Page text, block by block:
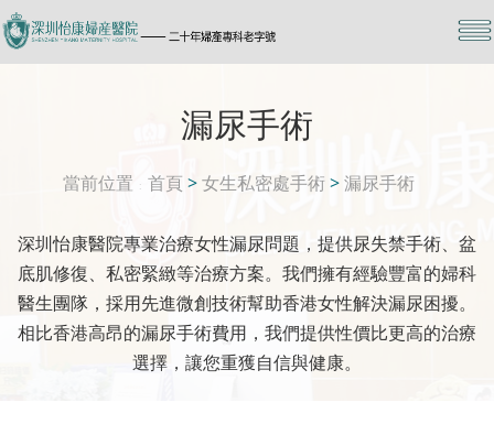
漏尿手術
當前位置 首頁 >女生私密處手術>漏尿手術
深圳怡康醫院專業治療女性漏尿問題，提供尿失禁手術、盆
底肌修復、私密緊緻等治療方案。我們擁有經驗豐富的婦科
醫生團隊，採用先進微創技術幫助香港女性解決漏尿困擾。
相比香港高昂的漏尿手術費用，我們提供性價比更高的治療
選擇，讓您重獲自信與健康。